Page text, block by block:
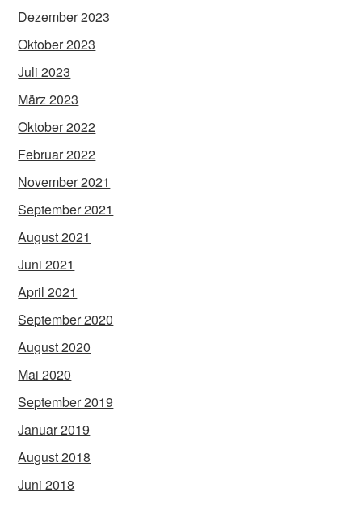
Dezember 2023
Oktober 2023
Juli 2023
März 2023
Oktober 2022
Februar 2022
November 2021
September 2021
August 2021
Juni 2021
April 2021
September 2020
August 2020
Mai 2020
September 2019
Januar 2019
August 2018
Juni 2018